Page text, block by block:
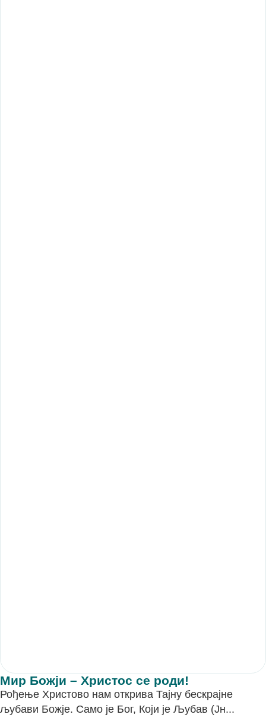
Мир Божји – Христос се роди!
Рођење Христово нам открива Тајну бескрајне
љубави Божје. Само је Бог, Који је Љубав (Јн...